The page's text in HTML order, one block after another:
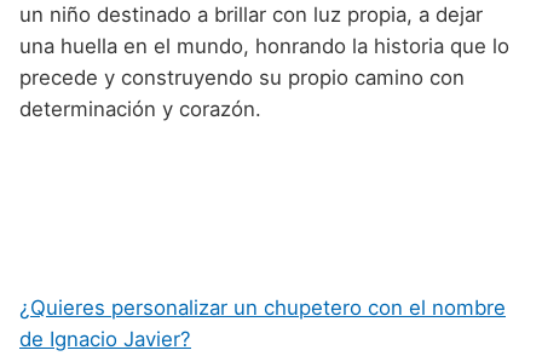
un niño destinado a brillar con luz propia, a dejar
una huella en el mundo, honrando la historia que lo
precede y construyendo su propio camino con
determinación y corazón.
¿Quieres personalizar un chupetero con el nombre
de Ignacio Javier?